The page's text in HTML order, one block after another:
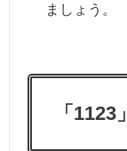
ましょう。
「